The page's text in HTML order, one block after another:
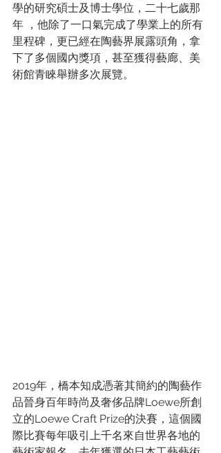
學的研究碩士及博士學位，二十七歲那
年 ，他除了一口氣完成了學業上的所有
里程碑，更已經在陶藝界展露頭角，拿
下了多個國內獎項，甚至獲得藝廊、美
術館青睞舉辦多次展覽。
2019年，橋本知成憑著其簡約的陶藝作
品晉身百年時尚及奢侈品牌Loewe所創
立的Loewe Craft Prize的決賽，這個國
際比賽每年吸引上千名來自世界各地的